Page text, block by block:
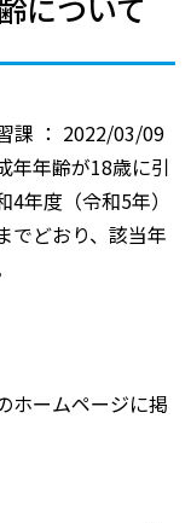
課 ： 2022/03/09
年年齢が18歳に引
年度（令和5年）
でどおり、該当年
ホームページに掲